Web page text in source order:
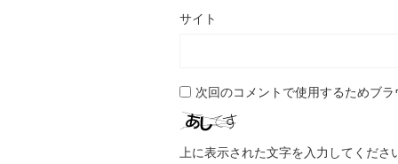
サイト
次回のコメントで使用するためブ
上に表示された文字を入力してくださ